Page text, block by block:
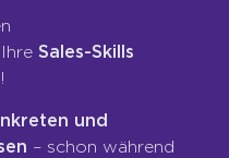
, IhreSales-Skills
und
– schon während